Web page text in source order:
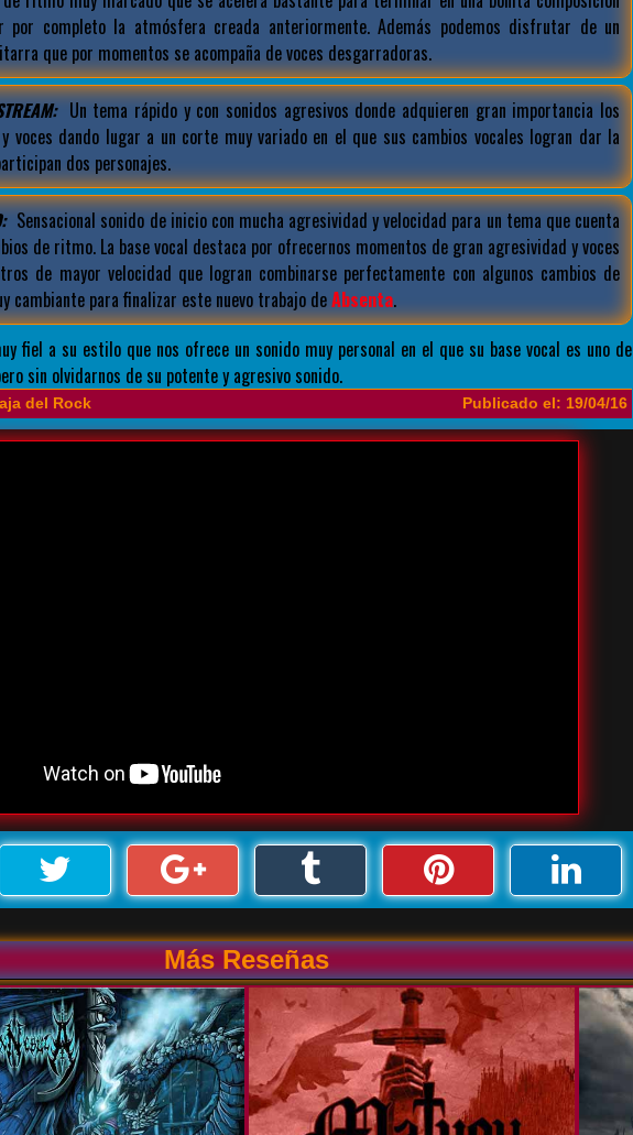
por completo la atmósfera creada anteriormente. Además podemos disfrutar de un
que por momentos se acompaña de voces desgarradoras.
Un tema rápido y con sonidos agresivos donde adquieren gran importancia los
voces dando lugar a un corte muy variado en el que sus cambios vocales logran dar la
dos personajes.
Sensacional sonido de inicio con mucha agresividad y velocidad para un tema que cuenta
de ritmo. La base vocal destaca por ofrecernos momentos de gran agresividad y voces
de mayor velocidad que logran combinarse perfectamente con algunos cambios de
cambiante para finalizar este nuevo trabajo deAbsenta.
fiel a su estilo que nos ofrece un sonido muy personal en el que su base vocal es uno de
sin olvidarnos de su potente y agresivo sonido.
del Rock Publicado el: 19/04/16
Más Reseñas